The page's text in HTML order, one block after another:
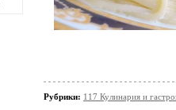
Рубрики: 117 Кулинария и